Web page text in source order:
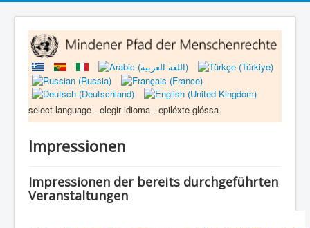
select language - elegir idioma - epiléxte glóssa
Impressionen
Impressionen der bereits durchgeführten
Veranstaltungen